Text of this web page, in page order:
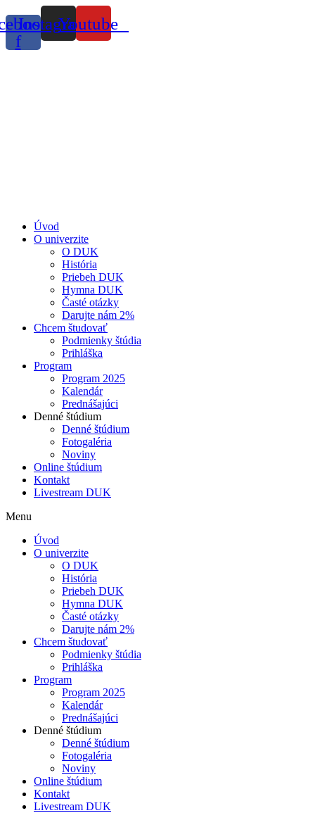
f
InstagramYoutube
Úvod
O univerzite
O DUK
História
Priebeh DUK
Hymna DUK
Časté otázky
Darujte nám 2%
Chcem študovať
Podmienky štúdia
Prihláška
Program
Program 2025
Kalendár
Prednášajúci
Denné štúdium
Denné štúdium
Fotogaléria
Noviny
Online štúdium
Kontakt
Livestream DUK
Menu
Úvod
O univerzite
O DUK
História
Priebeh DUK
Hymna DUK
Časté otázky
Darujte nám 2%
Chcem študovať
Podmienky štúdia
Prihláška
Program
Program 2025
Kalendár
Prednášajúci
Denné štúdium
Denné štúdium
Fotogaléria
Noviny
Online štúdium
Kontakt
Livestream DUK